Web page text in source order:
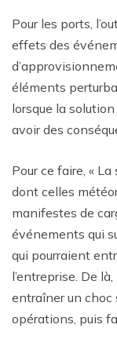
Pour les ports,
effets des
éléments
lorsque la
avoir des
Pour ce faire, «
dont celles
manifestes de
événements qui
qui pourraient
l’entreprise. De
entraîner un choc
opérations, puis